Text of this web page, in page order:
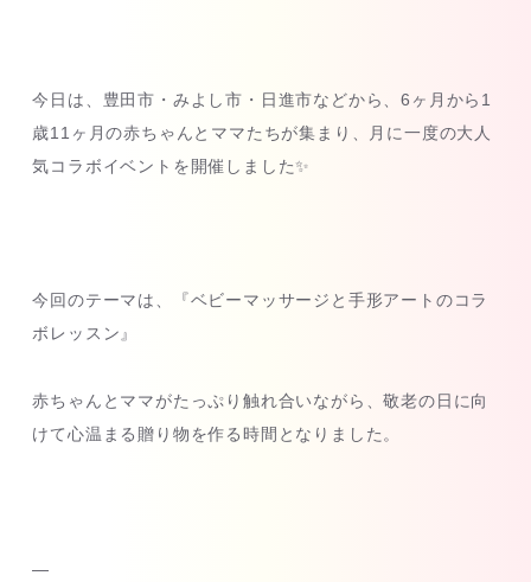
今日は、豊田市・みよし市・日進市などから、6ヶ月から1
歳11ヶ月の赤ちゃんとママたちが集まり、月に一度の大人
気コラボイベントを開催しました✨
今回のテーマは、『ベビーマッサージと手形アートのコラ
ボレッスン』
赤ちゃんとママがたっぷり触れ合いながら、敬老の日に向
けて心温まる贈り物を作る時間となりました。
—